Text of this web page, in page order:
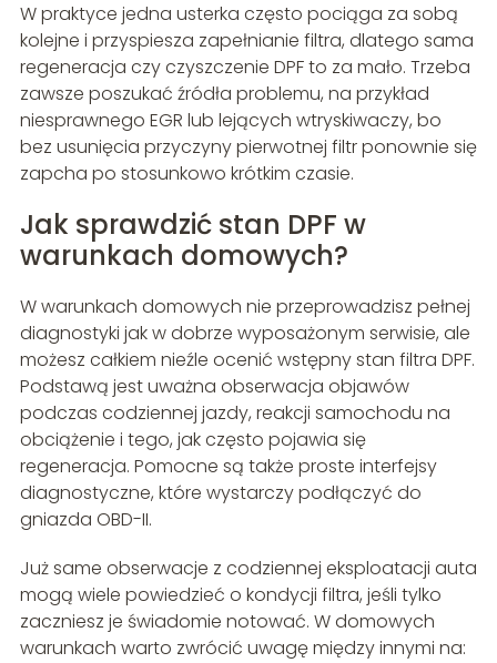
W praktyce jedna usterka często pociąga za sobą
kolejne i przyspiesza zapełnianie filtra, dlatego sama
regeneracja czy czyszczenie DPF to za mało. Trzeba
zawsze poszukać źródła problemu, na przykład
niesprawnego EGR lub lejących wtryskiwaczy, bo
bez usunięcia przyczyny pierwotnej filtr ponownie się
zapcha po stosunkowo krótkim czasie.
Jak sprawdzić stan DPF w
warunkach domowych?
W warunkach domowych nie przeprowadzisz pełnej
diagnostyki jak w dobrze wyposażonym serwisie, ale
możesz całkiem nieźle ocenić wstępny stan filtra DPF.
Podstawą jest uważna obserwacja objawów
podczas codziennej jazdy, reakcji samochodu na
obciążenie i tego, jak często pojawia się
regeneracja. Pomocne są także proste interfejsy
diagnostyczne, które wystarczy podłączyć do
gniazda OBD-II.
Już same obserwacje z codziennej eksploatacji auta
mogą wiele powiedzieć o kondycji filtra, jeśli tylko
zaczniesz je świadomie notować. W domowych
warunkach warto zwrócić uwagę między innymi na: